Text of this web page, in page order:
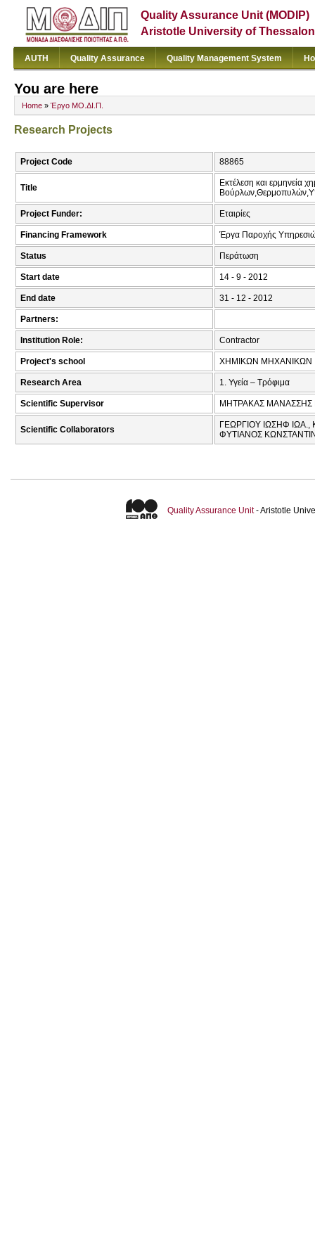
Quality Assurance Unit (MODIP)
Aristotle University of
AUTH Quality Assurance Quality Management System
You are here
Home » Έργο ΜΟ.ΔΙ.Π.
Research Projects
Project Code 88865
Title
Εκτέλεση και ερμηνεία
Project Funder: Εταιρίες
Financing Framework Έργα Παροχής
Status Περάτωση
Start date 14 - 9 - 2012
End date 31 - 12 - 2012
Partners:
Institution Role: Contractor
Project's school ΧΗΜΙΚΩΝ ΜΗΧΑΝΙΚΩΝ
Research Area 1. Υγεία – Τρόφιμα
Scientific Supervisor ΜΗΤΡΑΚΑΣ ΜΑΝΑΣΣΗΣ
Scientific Collaborators
ΓΕΩΡΓΙΟΥ ΙΩΣΗΦ
ΦΥΤΙΑΝΟΣ
Quality Assurance Unit- Aristotle